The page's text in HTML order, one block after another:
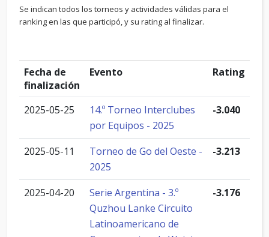
Se indican todos los torneos y actividades válidas para el
ranking en las que participó, y su rating al finalizar.
Fecha de
finalización
Evento Rating
2025-05-25
14.º Torneo Interclubes
por Equipos - 2025
-3.040
2025-05-11
Torneo de Go del Oeste -
2025
-3.213
2025-04-20
Serie Argentina - 3.º
Quzhou Lanke Circuito
Latinoamericano de
-3.176